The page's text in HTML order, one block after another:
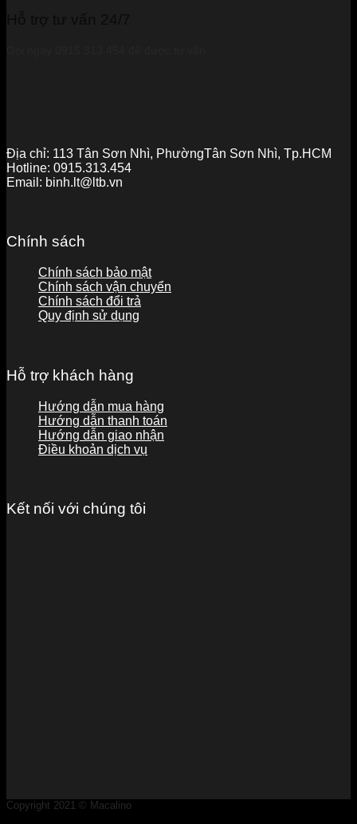
Địa chỉ: 113 Tân Sơn Nhì, PhườngTân Sơn Nhì, Tp.HCM
Hotline: 0915.313.454
Email: binh.lt@ltb.vn
Chính sách
Chính sách bảo mật
Chính sách vận chuyển
Chính sách đổi trả
Quy định sử dụng
Hỗ trợ khách hàng
Hướng dẫn mua hàng
Hướng dẫn thanh toán
Hướng dẫn giao nhận
Điều khoản dịch vụ
Kết nối với chúng tôi
Copyright 2021 © Macalino